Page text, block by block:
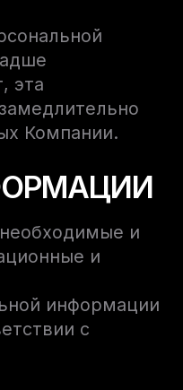
эта
Компании.
и
и
информации
с